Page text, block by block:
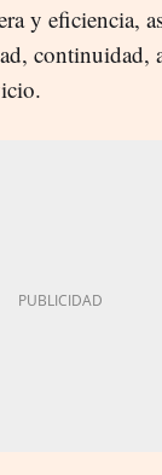
y eficiencia,
continuidad,